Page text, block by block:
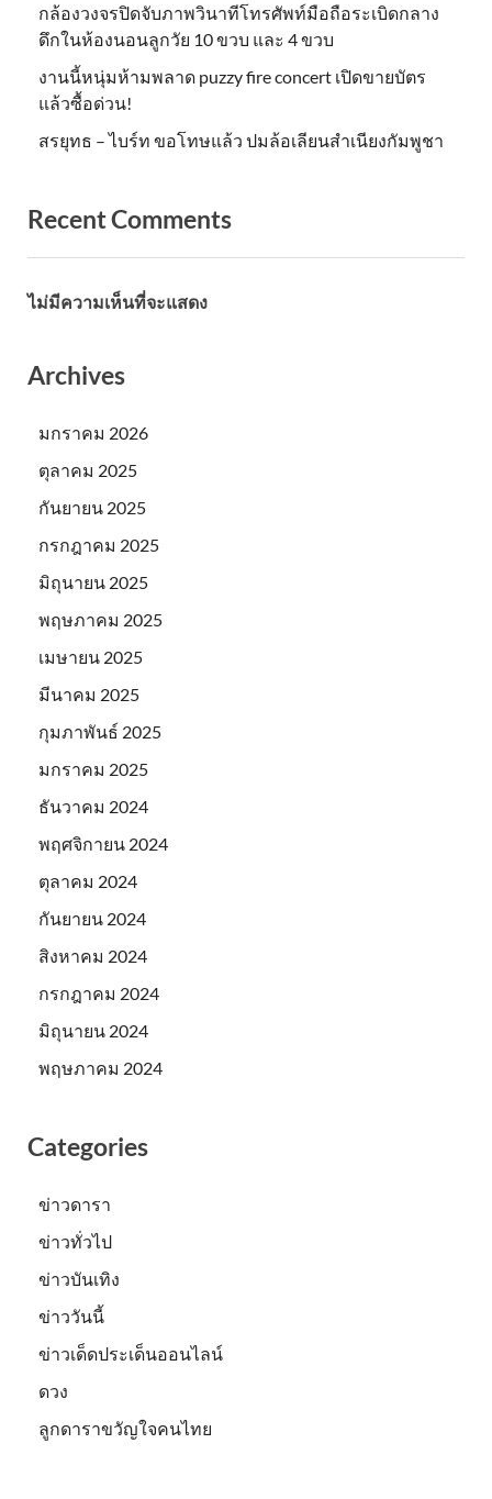
กล้องวงจรปิดจับภาพวินาทีโทรศัพท์มือถือระเบิดกลาง
ดึกในห้องนอนลูกวัย 10 ขวบ และ 4 ขวบ
งานนี้หนุ่มห้ามพลาด puzzy fire concert เปิดขายบัตร
แล้วซื้อด่วน!
สรยุทธ – ไบร์ท ขอโทษแล้ว ปมล้อเลียนสำเนียงกัมพูชา
Recent Comments
ไม่มีความเห็นที่จะแสดง
Archives
มกราคม 2026
ตุลาคม 2025
กันยายน 2025
กรกฎาคม 2025
มิถุนายน 2025
พฤษภาคม 2025
เมษายน 2025
มีนาคม 2025
กุมภาพันธ์ 2025
มกราคม 2025
ธันวาคม 2024
พฤศจิกายน 2024
ตุลาคม 2024
กันยายน 2024
สิงหาคม 2024
กรกฎาคม 2024
มิถุนายน 2024
พฤษภาคม 2024
Categories
ข่าวดารา
ข่าวทั่วไป
ข่าวบันเทิง
ข่าววันนี้
ข่าวเด็ดประเด็นออนไลน์
ดวง
ลูกดาราขวัญใจคนไทย